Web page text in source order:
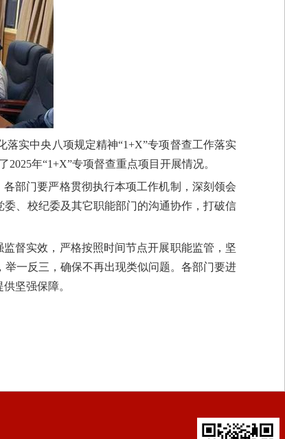
落实中央八项规定精神“1+X”专项督查工作落实
年“1+X”专项督查重点项目开展情况。
各部门要严格贯彻执行本项工作机制，深刻领会
、校纪委及其它职能部门的沟通协作，打破信
督实效，严格按照时间节点开展职能监管，坚
举一反三，确保不再出现类似问题。各部门要进
坚强保障。